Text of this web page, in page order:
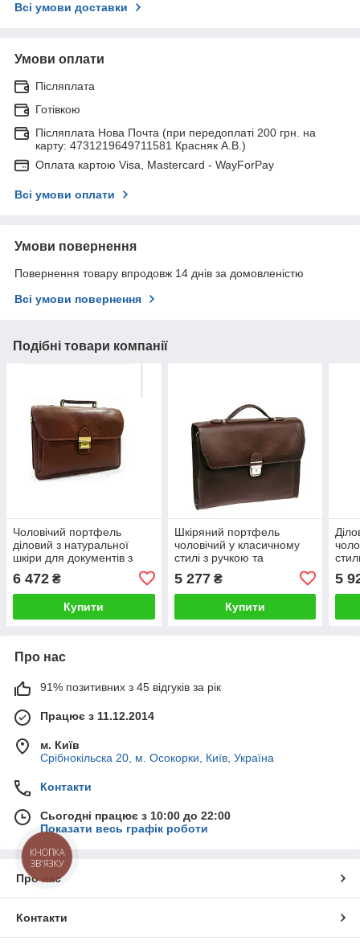
Всі умови доставки
Умови оплати
Післяплата
Готівкою
Післяплата Нова Почта (при передоплаті 200 грн. на
карту: 4731219649711581 Красняк А.В.)
Оплата картою Visa, Mastercard - WayForPay
Всі умови оплати
Умови повернення
Повернення товару впродовж 14 днів за домовленістю
Всі умови повернення
Подібні товари компанії
Чоловічий портфель
діловий з натуральної
шкіри для документів з
6 472 ₴
Купити
Шкіряний портфель
чоловічий у класичному
стилі з ручкою та
5 277₴
Купити
5
Про нас
91% позитивних з 45 відгуків за рік
Працює з 11.12.2014
м. Київ
Срібнокільска 20, м. Осокорки, Київ, Україна
Контакти
Сьогодні працює з 10:00 до 22:00
Показати весь графік роботи
Про нас
Контакти
КНОПКА
ЗВ'ЯЗКУ